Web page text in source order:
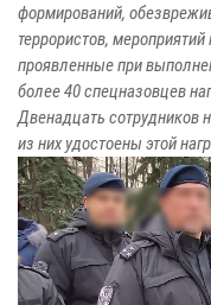
формирований,
террористов,
проявленные при
более 40 спецназовцев
Двенадцать сотрудников
из них удостоены этой